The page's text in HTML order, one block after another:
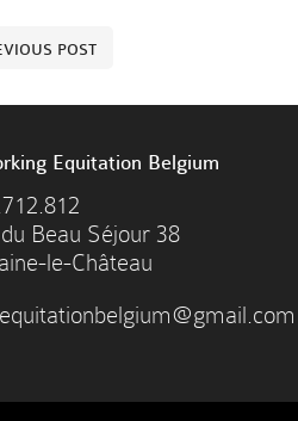
POST
Equitation Belgium
Beau Séjour 38
le-Château